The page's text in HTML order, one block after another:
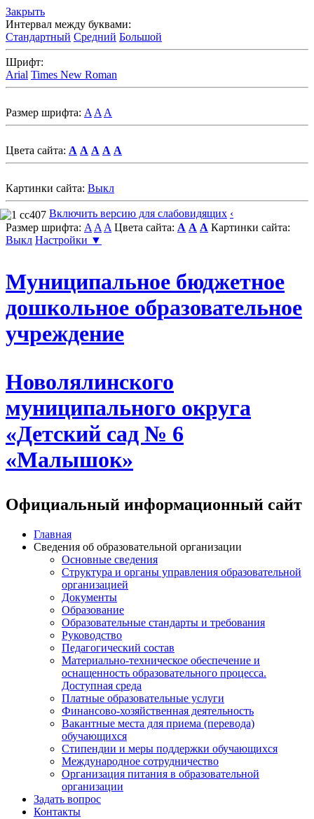
Закрыть
Интервал между буквами:
Стандартный Средний Большой
Шрифт:
Arial Times New Roman
Размер шрифта: A A A
Цвета сайта: A A A A A
Картинки сайта: Выкл
Включить версию для слабовидящих ‹
Размер шрифта: A A A Цвета сайта: A A A Картинки сайта:
Выкл Настройки ▼
Муниципальное бюджетное
дошкольное образовательное
учреждение
Новолялинского
муниципального округа
«Детский сад № 6
«Малышок»
Официальный информационный сайт
Главная
Сведения об образовательной организации
Основные сведения
Структура и органы управления образовательной
организацией
Документы
Образование
Образовательные стандарты и требования
Руководство
Педагогический состав
Материально-техническое обеспечение и
оснащенность образовательного процесса.
Доступная среда
Платные образовательные услуги
Финансово-хозяйственная деятельность
Вакантные места для приема (перевода)
обучающихся
Стипендии и меры поддержки обучающихся
Международное сотрудничество
Организация питания в образовательной
организации
Задать вопрос
Контакты